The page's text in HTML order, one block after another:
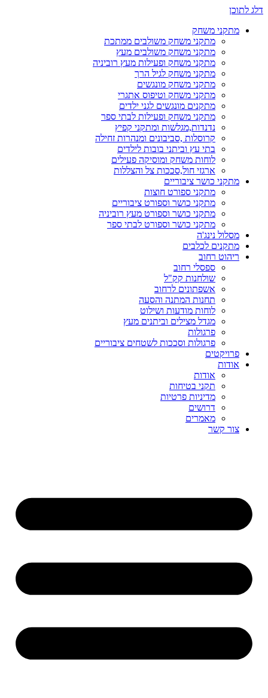
דלג לתוכן
מתקני משחק
מתקני משחק משולבים ממתכת
מתקני משחק משולבים מעץ
מתקני משחק ופעילות מעץ רוביניה
מתקני משחק לגיל הרך
מתקני משחק מונגשים
מתקני משחק וטיפוס אתגרי
מתקנים מונגשים לגני ילדים
מתקני משחק ופעילות לבתי ספר
נדנדות,מגלשות ומתקני קפיץ
קרוסלות ,סביבונים ומנהרות זחילה
בתי עץ וביתני בובות לילדים
לוחות משחק ומוסיקה פעילים
ארגזי חול,סככות צל והצללות
מתקני כושר ציבוריים
מתקני ספורט חוצות
מתקני כושר וספורט ציבוריים
מתקני כושר וספורט מעץ רוביניה
מתקני כושר וספורט לבתי ספר
מסלול נינג'ה
מתקנים לכלבים
ריהוט רחוב
ספסלי רחוב
שולחנות קק"ל
אשפתונים לרחוב
תחנות המתנה והסעה
לוחות מודעות ושילוט
מגדל מצילים וביתנים מעץ
פרגולות
פרגולות וסככות לשטחים ציבוריים
פרויקטים
אודות
אודות
תקני בטיחות
מדיניות פרטיות
דרושים
מאמרים
צור קשר